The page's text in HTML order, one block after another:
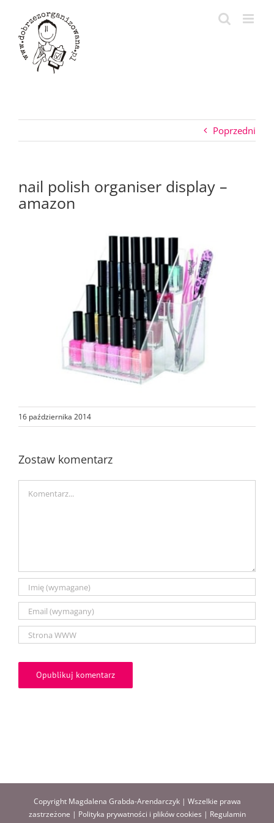
zawartości
Poprzedni
nail polish organiser display –
amazon
16 października 2014
Zostaw komentarz
Copyright Magdalena Grabda-Arendarczyk | Wszelkie prawa
zastrzeżone | Polityka prywatności i plików cookies | Regulamin